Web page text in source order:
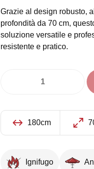
Grazie al design robusto,
profondità da 70 cm,
soluzione versatile e
resistente e pratico.
aperto
180x70
cm
180cm
Ignifugo